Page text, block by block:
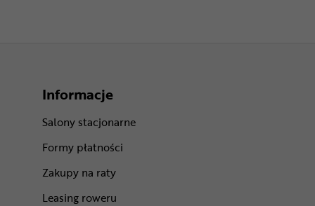
Informacje
Salony stacjonarne
Formy płatności
Zakupy na raty
Leasing roweru